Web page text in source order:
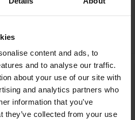
content and ads, to
and to analyse our traffic.
about your use of our site with
and analytics partners who
information that you’ve
they’ve collected from your use